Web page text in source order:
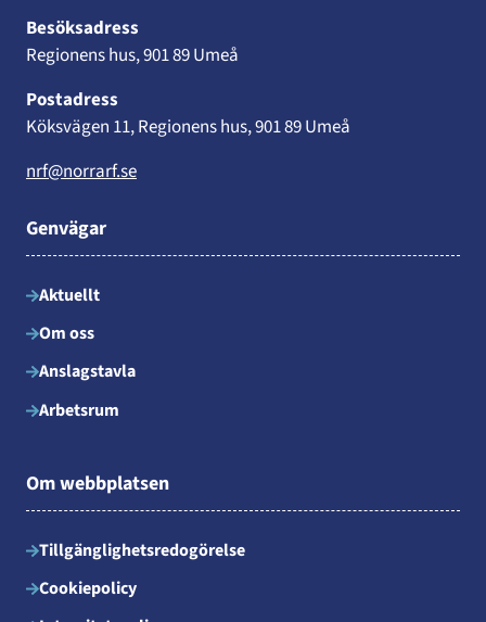
Besöksadress
Regionens hus, 901 89 Umeå
Postadress
Köksvägen 11, Regionens hus, 901 89 Umeå
nrf@norrarf.se
Genvägar
Aktuellt
Om oss
Anslagstavla
Arbetsrum
Om webbplatsen
Tillgänglighetsredogörelse
Cookiepolicy